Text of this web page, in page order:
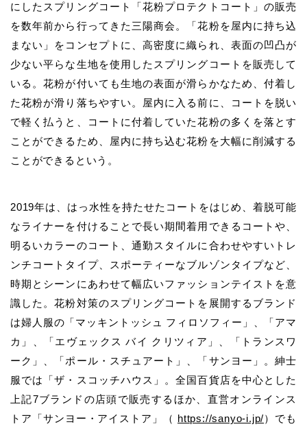
にしたスプリングコート「花粉プロテクトコート」の販売
を数年前から行ってきた三陽商会。「花粉を屋内に持ち込
まない」をコンセプトに、高密度に織られ、表面の凹凸が
少ない平らな生地を使用したスプリングコートを販売して
いる。花粉が付いても生地の表面が滑らかなため、付着し
た花粉が滑り落ちやすい。屋内に入る前に、コートを脱い
で軽く払うと、コートに付着していた花粉の多くを落とす
ことができるため、屋内に持ち込む花粉を大幅に削減する
ことができるという。
2019年は、はっ水性を持たせたコートをはじめ、着脱可能
なライナーを付けることで長い期間着用できるコートや、
明るいカラーのコート、通勤スタイルに合わせやすいトレ
ンチコートタイプ、スポーティーなブルゾンタイプなど、
時期とシーンにあわせて幅広いファッションテイストを意
識した。花粉対策のスプリングコートを展開するブランド
は婦人服の「マッキントッシュ フィロソフィー」、「アマ
カ」、「エヴェックス バイ クリツィア」、「トランスワ
ーク」、「ポール・スチュアート」、「サンヨー」。紳士
服では「ザ・スコッチハウス」。全国百貨店を中心とした
上記7ブランドの店頭で販売するほか、直営オンラインス
トア「サンヨー・アイストア」（ https://sanyo-i.jp/）でも